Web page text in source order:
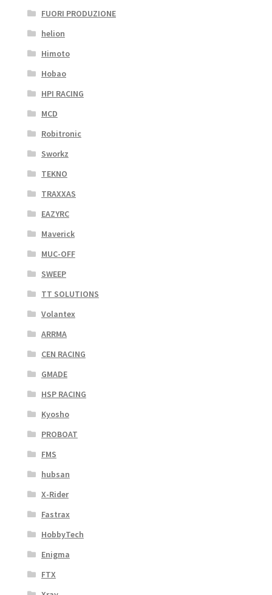
FUORI PRODUZIONE
helion
Himoto
Hobao
HPI RACING
MCD
Robitronic
Sworkz
TEKNO
TRAXXAS
EAZYRC
Maverick
MUC-OFF
SWEEP
TT SOLUTIONS
Volantex
ARRMA
CEN RACING
GMADE
HSP RACING
Kyosho
PROBOAT
FMS
hubsan
X-Rider
Fastrax
HobbyTech
Enigma
FTX